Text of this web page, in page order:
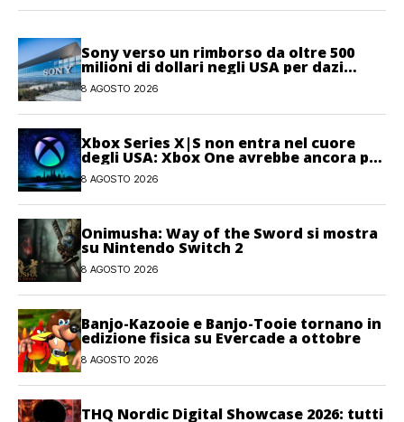
Sony verso un rimborso da oltre 500
milioni di dollari negli USA per dazi
illegittimi
8 AGOSTO 2026
Xbox Series X|S non entra nel cuore
degli USA: Xbox One avrebbe ancora più
giocatori attivi
8 AGOSTO 2026
Onimusha: Way of the Sword si mostra
su Nintendo Switch 2
8 AGOSTO 2026
Banjo-Kazooie e Banjo-Tooie tornano in
edizione fisica su Evercade a ottobre
8 AGOSTO 2026
THQ Nordic Digital Showcase 2026: tutti